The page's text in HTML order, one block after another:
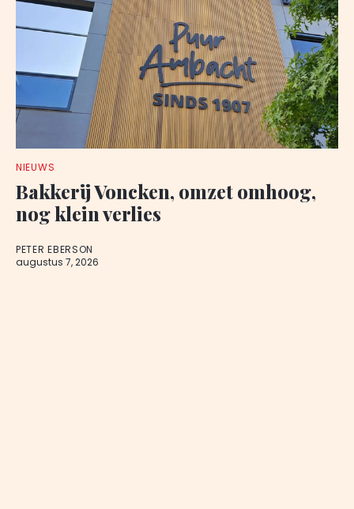
NIEUWS
Bakkerij Voncken, omzet omhoog,
nog klein verlies
PETER EBERSON
augustus 7, 2026